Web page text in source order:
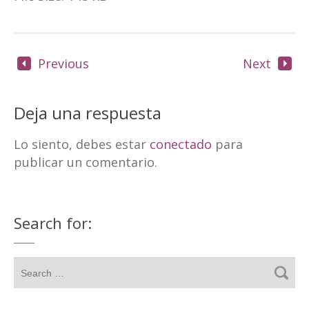
Previous Next
Deja una respuesta
Lo siento, debes estar conectado para
publicar un comentario.
Search for: